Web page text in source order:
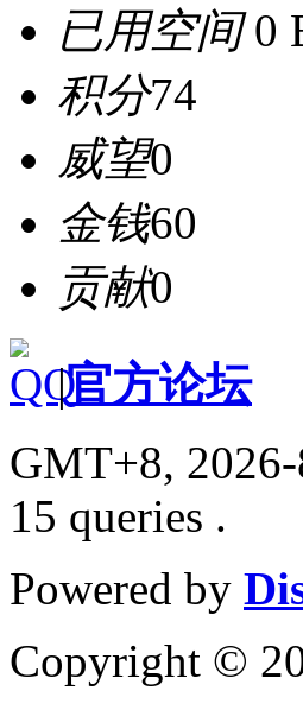
已用空间0
积分74
威望0
金钱60
贡献0
|官方论坛
GMT+8,
15 queries .
Powered by
Copyright ©